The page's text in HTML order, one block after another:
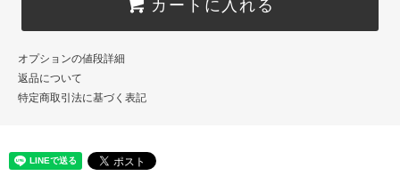
オプションの値段詳細
返品について
特定商取引法に基づく表記